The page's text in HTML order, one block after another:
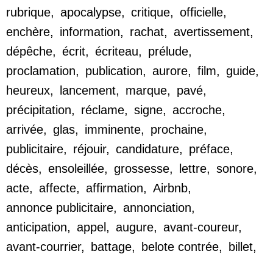
rubrique, apocalypse, critique, officielle,
enchère, information, rachat, avertissement,
dépêche, écrit, écriteau, prélude,
proclamation, publication, aurore, film, guide,
heureux, lancement, marque, pavé,
précipitation, réclame, signe, accroche,
arrivée, glas, imminente, prochaine,
publicitaire, réjouir, candidature, préface,
décès, ensoleillée, grossesse, lettre, sonore,
acte, affecte, affirmation, Airbnb,
annonce publicitaire, annonciation,
anticipation, appel, augure, avant-coureur,
avant-courrier, battage, belote contrée, billet,